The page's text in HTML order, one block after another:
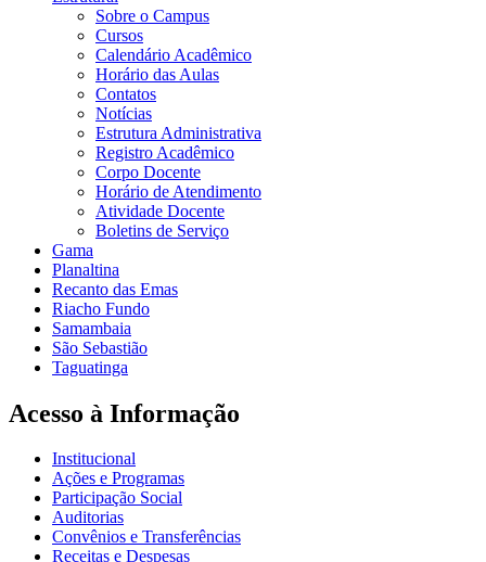
Sobre o Campus
Cursos
Calendário Acadêmico
Horário das Aulas
Contatos
Notícias
Estrutura Administrativa
Registro Acadêmico
Corpo Docente
Horário de Atendimento
Atividade Docente
Boletins de Serviço
Gama
Planaltina
Recanto das Emas
Riacho Fundo
Samambaia
São Sebastião
Taguatinga
Acesso à Informação
Institucional
Ações e Programas
Participação Social
Auditorias
Convênios e Transferências
Receitas e Despesas